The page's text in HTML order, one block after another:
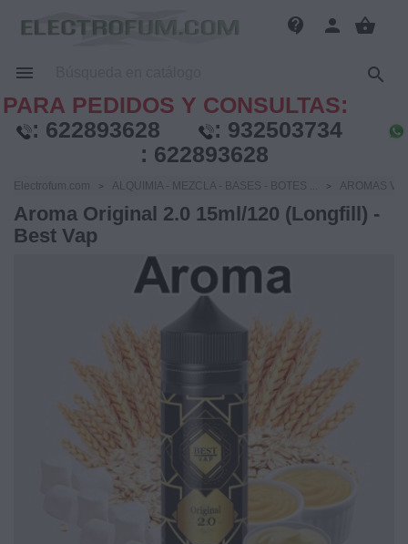
contact_support person shopping_basket
 
PARA PEDIDOS Y CONSULTAS:
: 622893628 : 932503734
: 622893628
Electrofum.com ALQUIMIA - MEZCLA - BASES - BOTES ... AROMAS
Aroma Original 2.0 15ml/120 (Longfill) -
Best Vap